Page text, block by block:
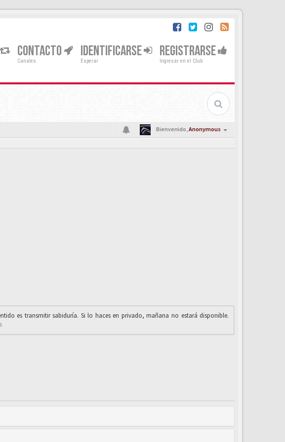
CONTACTO
Canales
IDENTIFICARSE
Esperar
REGISTRARSE
Ingresar en el Club
Bienvenido,Anonymous
es transmitir sabiduría. Si lo haces en privado, mañana no estará disponible.